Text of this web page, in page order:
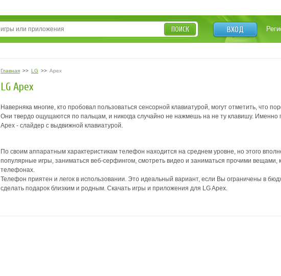
ВХОД
ПОИСК
Главная >> LG >> Apex
LG Apex
Наверняка многие, кто пробовал пользоваться сенсорной клавиатурой, могут отметить, что
Они твердо ощущаются по пальцам, и никогда случайно не нажмешь на не ту клавишу. Именно
Apex - слайдер с выдвижной клавиатурой.
По своим аппаратным характеристикам телефон находится на среднем уровне, но этого
популярные игры, заниматься веб-серфингом, смотреть видео и заниматься прочими
телефонах.
Телефон приятен и легок в использовании. Это идеальный вариант, если Вы ограничены в
сделать подарок близким и родным. Скачать игры и приложения для LG Apex.